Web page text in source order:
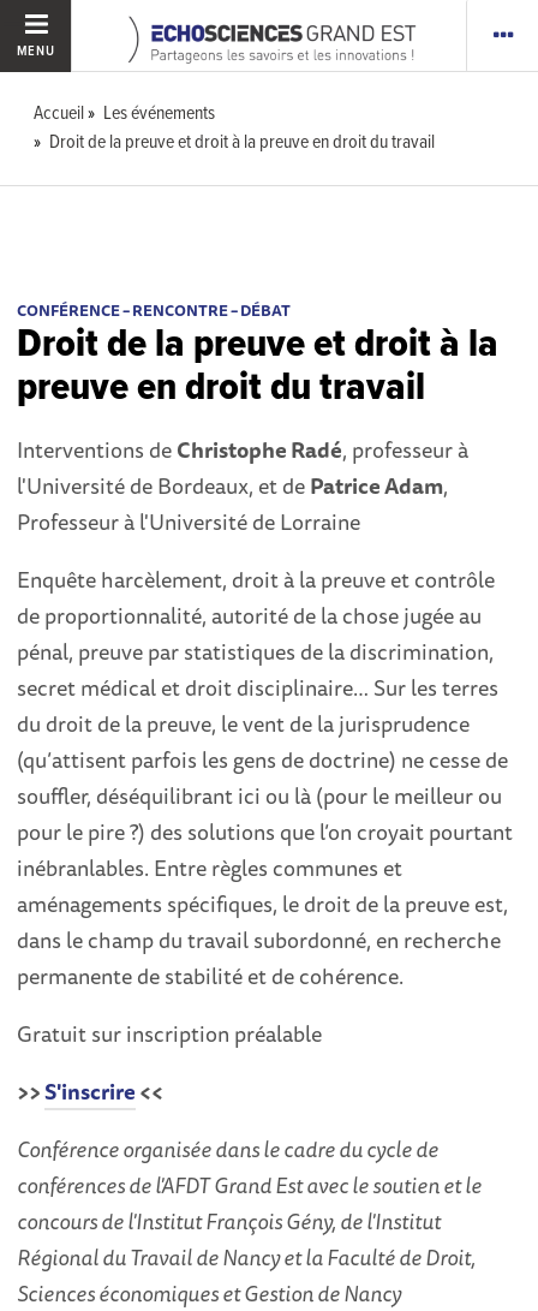
MENU
Accueil
Les événements
Droit de la preuve et droit à la preuve en droit du travail
CONFÉRENCE – RENCONTRE – DÉBAT
Droit de la preuve et droit à la
preuve en droit du travail
Interventions deChristophe Radé, professeur à
l'Université de Bordeaux, et dePatrice Adam,
Professeur à l'Université de Lorraine
Enquête harcèlement, droit à la preuve et contrôle
de proportionnalité, autorité de la chose jugée au
pénal, preuve par statistiques de la discrimination,
secret médical et droit disciplinaire… Sur les terres
du droit de la preuve, le vent de la jurisprudence
(qu’attisent parfois les gens de doctrine) ne cesse de
souffler, déséquilibrant ici ou là (pour le meilleur ou
pour le pire ?) des solutions que l’on croyait pourtant
inébranlables. Entre règles communes et
aménagements spécifiques, le droit de la preuve est,
dans le champ du travail subordonné, en recherche
permanente de stabilité et de cohérence.
Gratuit sur inscription préalable
>>S'inscrire<<
Conférence organisée dans le cadre du cycle de
conférences de l'AFDT Grand Est avec le soutien et le
concours de l'Institut François Gény, de l'Institut
Régional du Travail de Nancy et la Faculté de Droit,
Sciences économiques et Gestion de Nancy